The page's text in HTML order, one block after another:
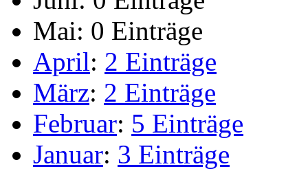
Mai: 0 Einträge
April: 2 Einträge
März: 2 Einträge
Februar: 5 Einträge
Januar: 3 Einträge